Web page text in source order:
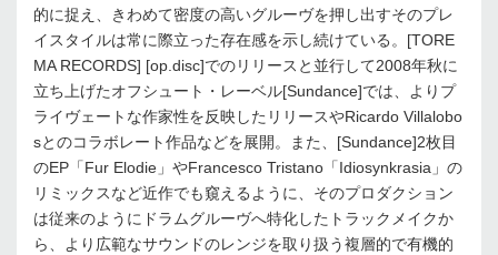
的に捉え、きわめて密度の高いグルーヴを押し出すそのプレ
イスタイルは常に際立った存在感を示し続けている。[TORE
MA RECORDS] [op.disc]でのリリースと並行して2008年秋に
立ち上げたオフシュート・レーベル[Sundance]では、よりプ
ライヴェートな作家性を反映したリリースやRicardo Villalobo
sとのコラボレート作品などを展開。また、[Sundance]2枚目
のEP「Fur Elodie」やFrancesco Tristano「Idiosynkrasia」の
リミックスなど近作でも窺えるように、そのプロダクション
は従来のようにドラムグルーヴへ特化したトラックメイクか
ら、より広範なサウンドのレンジを取り扱う複層的で有機的